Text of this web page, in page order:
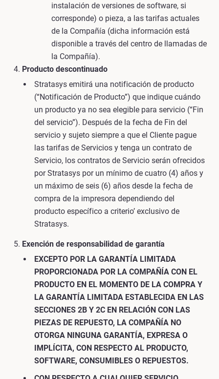
instalación de versiones de software, si
corresponde) o pieza, a las tarifas actuales
de la Compañía (dicha información está
disponible a través del centro de llamadas de
la Compañía).
Producto descontinuado
Stratasys emitirá una notificación de producto
(“Notificación de Producto”) que indique cuándo
un producto ya no sea elegible para servicio (“Fin
del servicio”). Después de la fecha de Fin del
servicio y sujeto siempre a que el Cliente pague
las tarifas de Servicios y tenga un contrato de
Servicio, los contratos de Servicio serán ofrecidos
por Stratasys por un mínimo de cuatro (4) años y
un máximo de seis (6) años desde la fecha de
compra de la impresora dependiendo del
producto específico a criterio’ exclusivo de
Stratasys.
Exención de responsabilidad de garantía
EXCEPTO POR LA GARANTÍA LIMITADA
PROPORCIONADA POR LA COMPAÑÍA CON EL
PRODUCTO EN EL MOMENTO DE LA COMPRA Y
LA GARANTÍA LIMITADA ESTABLECIDA EN LAS
SECCIONES 2B Y 2C EN RELACIÓN CON LAS
PIEZAS DE REPUESTO, LA COMPAÑÍA NO
OTORGA NINGUNA GARANTÍA, EXPRESA O
IMPLÍCITA, CON RESPECTO AL PRODUCTO,
SOFTWARE, CONSUMIBLES O REPUESTOS.